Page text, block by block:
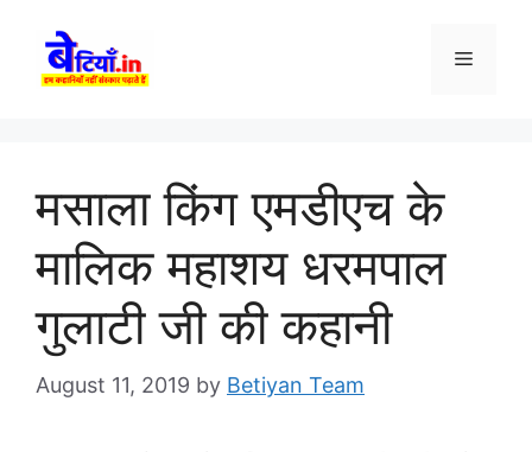
content
Menu
मसाला किंग एमडीएच के
मालिक महाशय धरमपाल
गुलाटी जी की कहानी
August 11, 2019 by Betiyan Team